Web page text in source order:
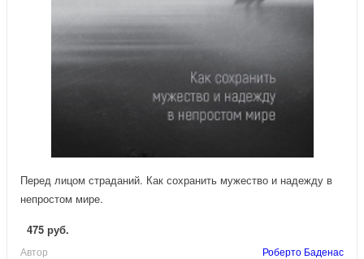
Перед лицом страданий. Как сохранить мужество и надежду в
непростом мире.
475 руб.
Автор
Роберто Баденас